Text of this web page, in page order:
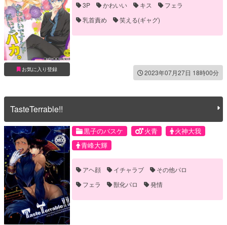
お気に入り登録
3P かわいい キス
フェラ
乳首責め
笑える(ギャグ)
2023年07月27日 18時00分
TasteTerrable!!
黒子のバスケ 火青
火神大我
青峰大輝
アヘ顔 イチャラブ
その他パロ
フェラ
獣化パロ 発情